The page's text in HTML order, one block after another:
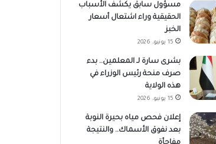
مسؤول سابق يكشف الأسباب
الحقيقية وراء اشتعال أسعار
الخبز
15 يونيو، 2026
بشرى سارة لـ المعلمين.. بدء
صرف منحة رئيس الوزراء في
هذه الولاية
15 يونيو، 2026
إعلان فحص مياه بحيرة النوبة
بعد نفوق الأسماك.. والنتيجة